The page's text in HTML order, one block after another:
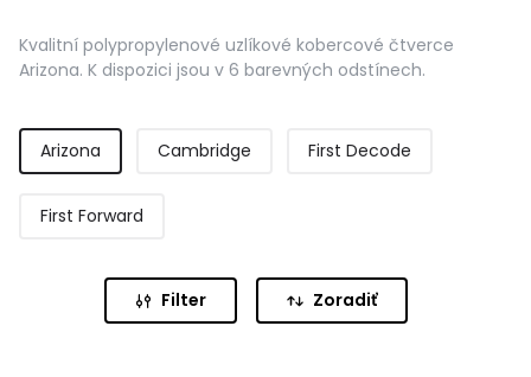
Kvalitní polypropylenové uzlíkové kobercové čtverce
Arizona. K dispozici jsou v 6 barevných odstínech.
Arizona Cambridge First Decode
First Forward
Filter Zoradiť